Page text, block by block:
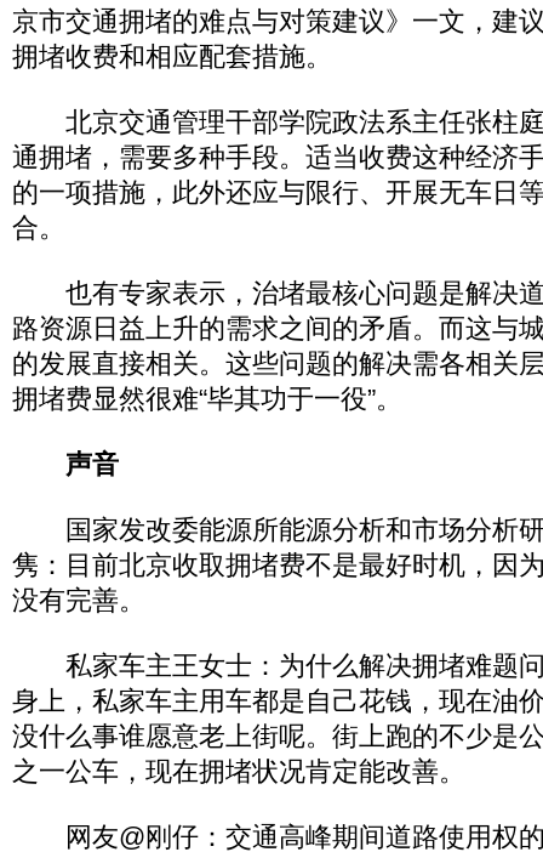
京市交通拥堵的难点与对策建议》一文，建
拥堵收费和相应配套措施。
北京交通管理干部学院政法系主任张柱
通拥堵，需要多种手段。适当收费这种经济
的一项措施，此外还应与限行、开展无车日
合。
也有专家表示，治堵最核心问题是解决
路资源日益上升的需求之间的矛盾。而这与
的发展直接相关。这些问题的解决需各相关
拥堵费显然很难“毕其功于一役”。
声音
国家发改委能源所能源分析和市场分析
隽：目前北京收取拥堵费不是最好时机，因
没有完善。
私家车主王女士：为什么解决拥堵难题
身上，私家车主用车都是自己花钱，现在油
没什么事谁愿意老上街呢。街上跑的不少是
之一公车，现在拥堵状况肯定能改善。
网友@刚仔：交通高峰期间道路使用权